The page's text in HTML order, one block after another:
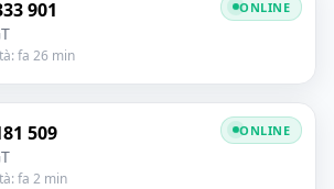
901
fa 26 min
ONLINE
509
fa 2 min
ONLINE